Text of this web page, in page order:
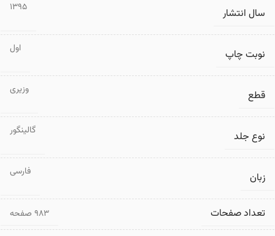
سال انتشار 1395
نوبت چاپ اول
قطع وزیری
نوع جلد گالینگور
زبان فارسی
تعداد صفحات ۹۸۳ صفحه